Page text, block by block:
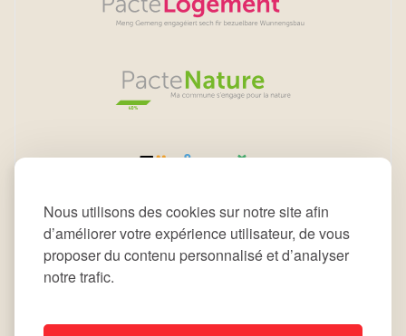
Nous utilisons des cookies sur notre site afin
d’améliorer votre expérience utilisateur, de vous
proposer du contenu personnalisé et d’analyser
notre trafic.